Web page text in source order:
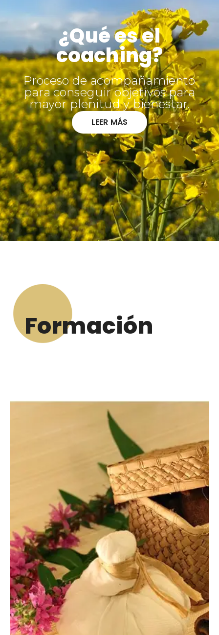
¿Qué es el
coaching?
Proceso de acompañamiento
para conseguir objetivos para
mayor plenitud y bienestar.
LEER MÁS
Formación